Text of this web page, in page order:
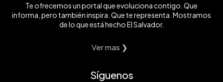
Te ofrecemos un portal que evoluciona contigo. Que
informa, pero también inspira. Que te representa. Mostramos
de lo que está hecho El Salvador.
Ver mas ❯
Síguenos